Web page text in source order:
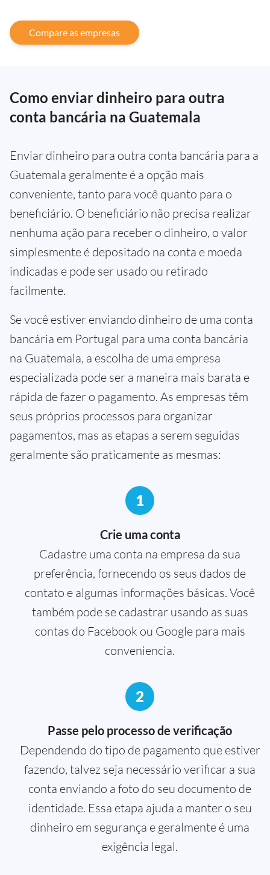
Compare as empresas
Como enviar dinheiro para outra
conta bancária na Guatemala
Enviar dinheiro para outra conta bancária para a
Guatemala geralmente é a opção mais
conveniente, tanto para você quanto para o
beneficiário. O beneficiário não precisa realizar
nenhuma ação para receber o dinheiro, o valor
simplesmente é depositado na conta e moeda
indicadas e pode ser usado ou retirado
facilmente.
Se você estiver enviando dinheiro de uma conta
bancária em Portugal para uma conta bancária
na Guatemala, a escolha de uma empresa
especializada pode ser a maneira mais barata e
rápida de fazer o pagamento. As empresas têm
seus próprios processos para organizar
pagamentos, mas as etapas a serem seguidas
geralmente são praticamente as mesmas:
1
Crie uma conta
Cadastre uma conta na empresa da sua
preferência, fornecendo os seus dados de
contato e algumas informações básicas. Você
também pode se cadastrar usando as suas
contas do Facebook ou Google para mais
conveniencia.
2
Passe pelo processo de verificação
Dependendo do tipo de pagamento que estiver
fazendo, talvez seja necessário verificar a sua
conta enviando a foto do seu documento de
identidade. Essa etapa ajuda a manter o seu
dinheiro em segurança e geralmente é uma
exigência legal.